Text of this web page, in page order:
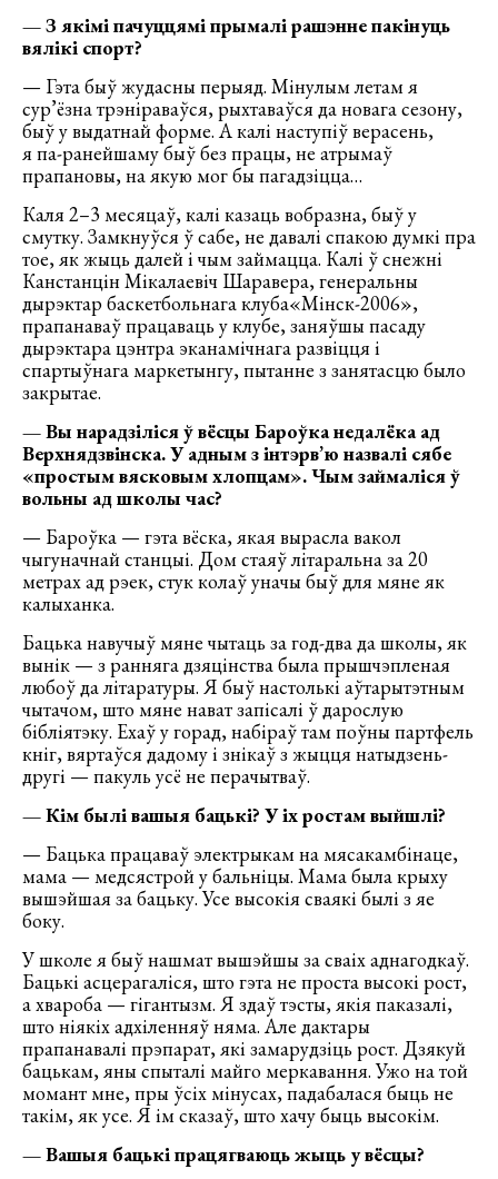
— З якімі пачуццямі прымалі рашэнне пакінуць
вялікі спорт?
— Гэта быў жудасны перыяд. Мінулым летам я
сур’ёзна трэніраваўся, рыхтаваўся да новага сезону,
быў у выдатнай форме. А калі наступіў верасень,
я па-ранейшаму быў без працы, не атрымаў
прапановы, на якую мог бы пагадзіцца…
Каля 2–3 месяцаў, калі казаць вобразна, быў у
смутку. Замкнуўся ў сабе, не давалі спакою думкі пра
тое, як жыць далей і чым займацца. Калі ў снежні
Канстанцін Мікалаевіч Шаравера, генеральны
дырэктар баскетбольнага клуба«Мінск-2006»,
прапанаваў працаваць у клубе, заняўшы пасаду
дырэктара цэнтра эканамічнага развіцця і
спартыўнага маркетынгу, пытанне з занятасцю было
закрытае.
— Вы нарадзіліся ў вёсцы Бароўка недалёка ад
Верхнядзвінска. У адным з інтэрв’ю назвалі сябе
«простым вясковым хлопцам». Чым займаліся ў
вольны ад школы час?
— Бароўка — гэта вёска, якая вырасла вакол
чыгуначнай станцыі. Дом стаяў літаральна за 20
метрах ад рэек, стук колаў уначы быў для мяне як
калыханка.
Бацька навучыў мяне чытаць за год-два да школы, як
вынік — з ранняга дзяцінства была прышчэпленая
любоў да літаратуры. Я быў настолькі аўтарытэтным
чытачом, што мяне нават запісалі ў дарослую
бібліятэку. Ехаў у горад, набіраў там поўны партфель
кніг, вяртаўся дадому і знікаў з жыцця натыдзень-
другі — пакуль усё не перачытваў.
— Кім былі вашыя бацькі? У іх ростам выйшлі?
— Бацька працаваў электрыкам на мясакамбінаце,
мама — медсястрой у бальніцы. Мама была крыху
вышэйшая за бацьку. Усе высокія сваякі былі з яе
боку.
У школе я быў нашмат вышэйшы за сваіх аднагодкаў.
Бацькі асцерагаліся, што гэта не проста высокі рост,
а хвароба — гігантызм. Я здаў тэсты, якія паказалі,
што ніякіх адхіленняў няма. Але дактары
прапанавалі прэпарат, які замарудзіць рост. Дзякуй
бацькам, яны спыталі майго меркавання. Ужо на той
момант мне, пры ўсіх мінусах, падабалася быць не
такім, як усе. Я ім сказаў, што хачу быць высокім.
— Вашыя бацькі працягваюць жыць у вёсцы?